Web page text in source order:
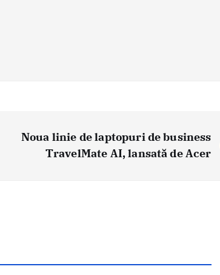
Noua linie de laptopuri de business
TravelMate AI, lansată de Acer